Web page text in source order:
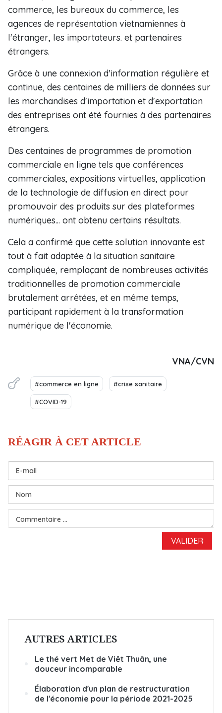
commerce, les bureaux du commerce, les
agences de représentation vietnamiennes à
l'étranger, les importateurs. et partenaires
étrangers.
Grâce à une connexion d'information régulière et
continue, des centaines de milliers de données sur
les marchandises d'importation et d'exportation
des entreprises ont été fournies à des partenaires
étrangers.
Des centaines de programmes de promotion
commerciale en ligne tels que conférences
commerciales, expositions virtuelles, application
de la technologie de diffusion en direct pour
promouvoir des produits sur des plateformes
numériques... ont obtenu certains résultats.
Cela a confirmé que cette solution innovante est
tout à fait adaptée à la situation sanitaire
compliquée, remplaçant de nombreuses activités
traditionnelles de promotion commerciale
brutalement arrêtées, et en même temps,
participant rapidement à la transformation
numérique de l'économie.
VNA/CVN
#commerce en ligne #crise sanitaire
#COVID-19
AUTRES ARTICLES
Le thé vert Met de Viêt Thuân, une
douceur incomparable
Élaboration d'un plan de restructuration
de l'économie pour la période 2021-2025